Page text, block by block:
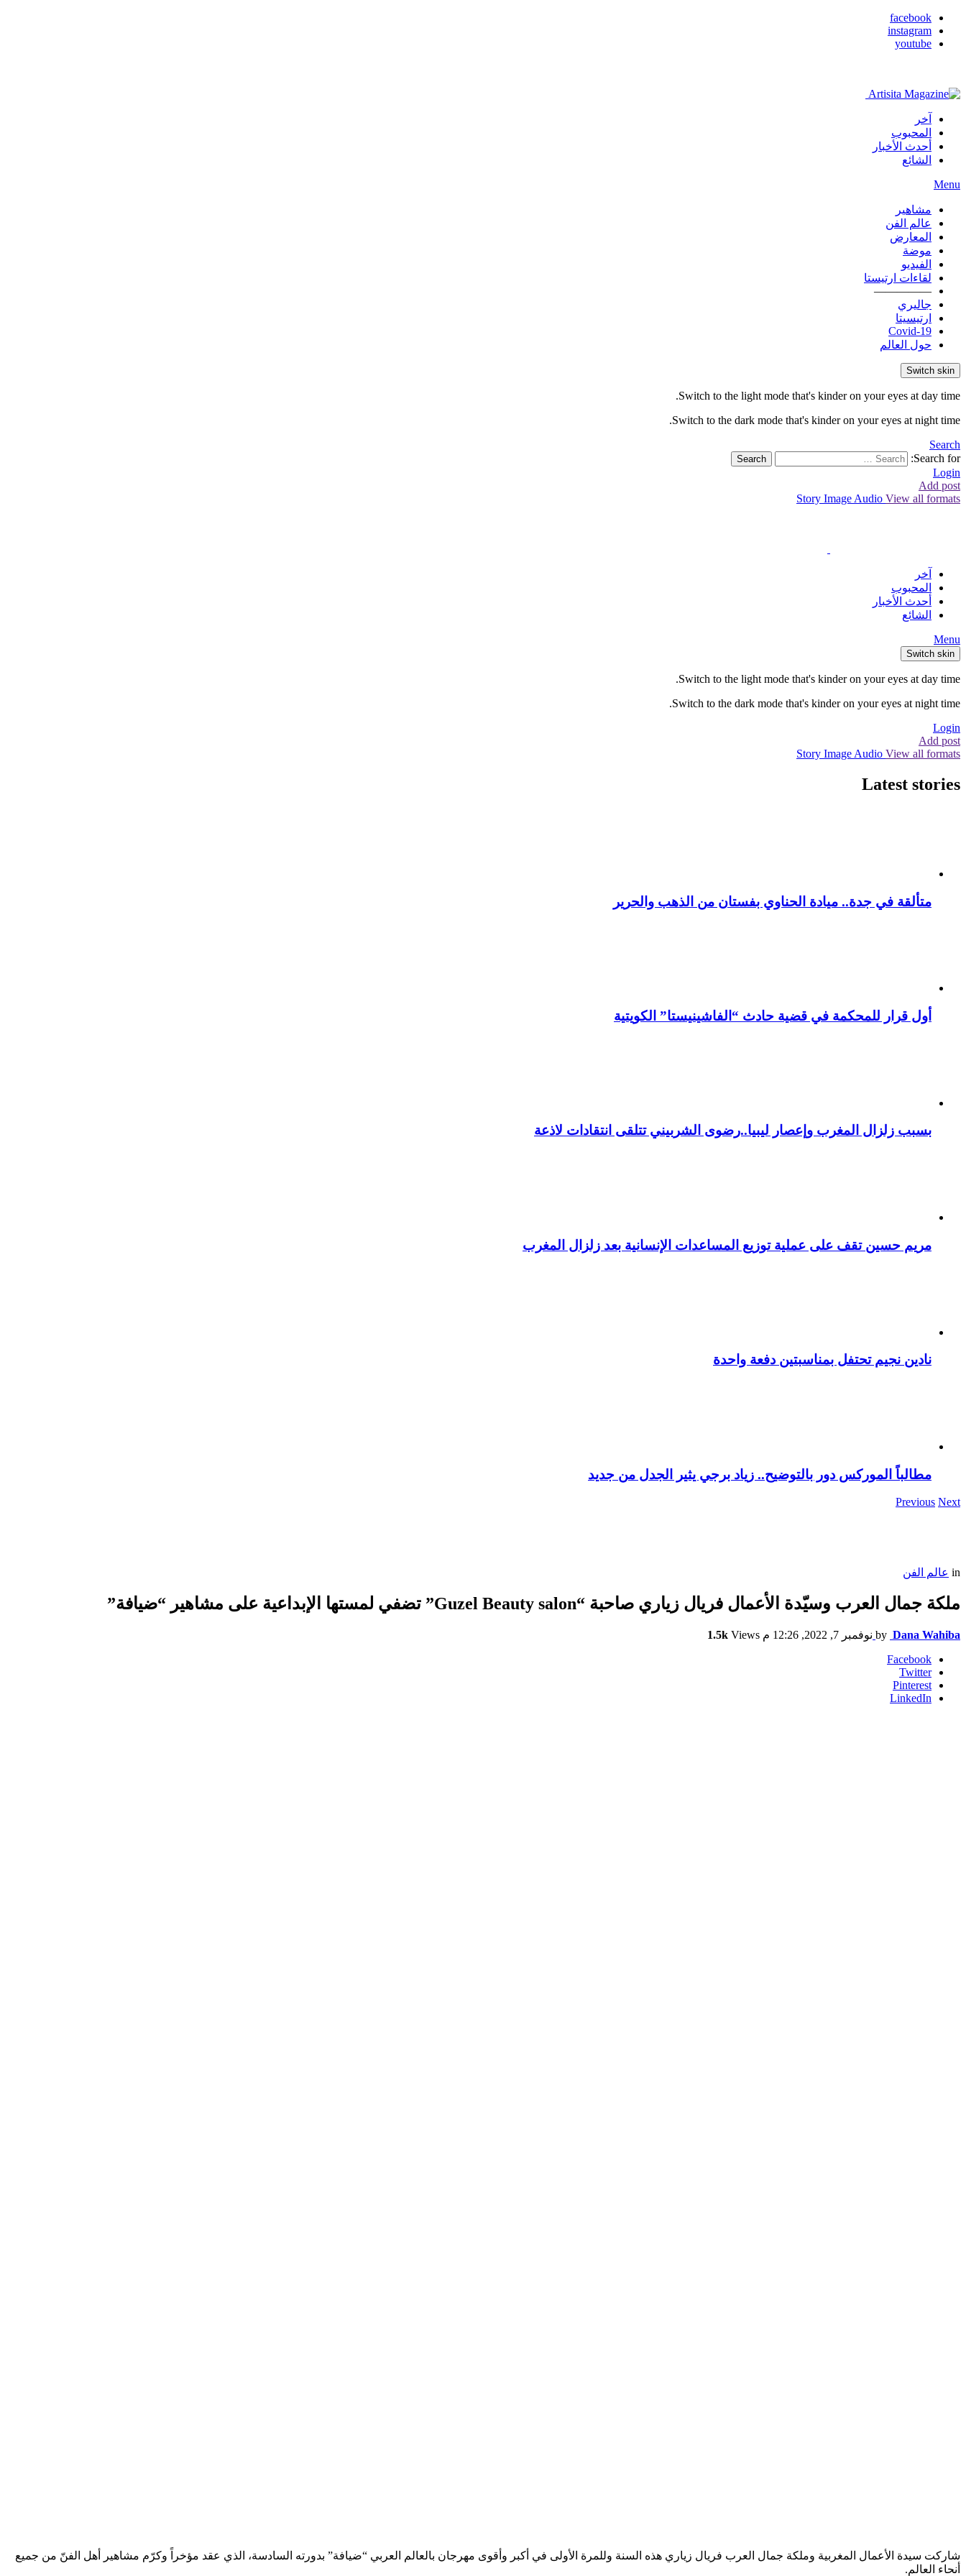
facebook
instagram
youtube
آخر
المحبوب
أحدث الأخبار
الشائع
Menu
مشاهير
عالم الفن
المعارض
موضة
الفيديو
لقاءات ارتيستا
—————
جاليري
ارتيسيتا
Covid-19
حول العالم
Switch skin
Switch to the light mode that's kinder on your eyes at day time.
Switch to the dark mode that's kinder on your eyes at night time.
Search
Search for:
Search
Login
Add post
Story Image Audio View all formats
آخر
المحبوب
أحدث الأخبار
الشائع
Menu
Switch skin
Switch to the light mode that's kinder on your eyes at day time.
Switch to the dark mode that's kinder on your eyes at night time.
Login
Add post
Story Image Audio View all formats
Latest stories
متألقة في جدة.. ميادة الحناوي بفستان من الذهب والحرير
أول قرار للمحكمة في قضية حادث “الفاشينيستا” الكويتية
بسبب زلزال المغرب وإعصار ليبيا..رضوى الشربيني تتلقى انتقادات لاذعة
مريم حسين تقف على عملية توزيع المساعدات الإنسانية بعد زلزال المغرب
نادين نجيم تحتفل بمناسبتين دفعة واحدة
مطالباً الموركس دور بالتوضيح.. زياد برجي يثير الجدل من جديد
Previous Next
in عالم الفن
ملكة جمال العرب وسيّدة الأعمال فريال زياري صاحبة “Guzel Beauty salon” تضفي لمستها الإبداعية على مشاهير “ضيافة”
by Dana Wahiba نوفمبر 7, 2022, 12:26 م 1.5k Views
Facebook
Twitter
Pinterest
LinkedIn
شاركت سيدة الأعمال المغربية وملكة جمال العرب فريال زياري هذه السنة وللمرة الأولى في أكبر وأقوى مهرجان بالعالم العربي “ضيافة” بدورته السادسة، الذي عقد مؤخراً وكرّم مشاهير أهل الفنّ من جميع
أنحاء العالم.